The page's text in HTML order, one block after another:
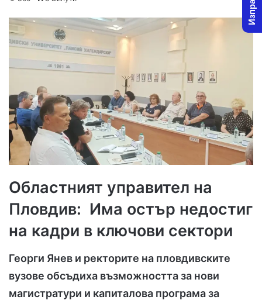
Областният управител на
Пловдив: Има остър недостиг
на кадри в ключови сектори
Георги Янев и ректорите на пловдивските
вузове обсъдиха възможността за нови
магистратури и капиталова програма за